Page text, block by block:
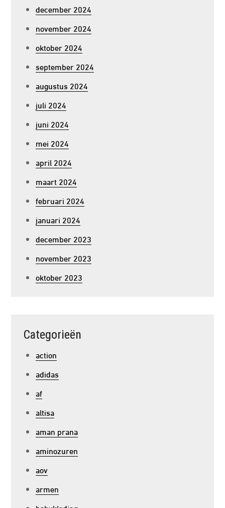
december 2024
november 2024
oktober 2024
september 2024
augustus 2024
juli 2024
juni 2024
mei 2024
april 2024
maart 2024
februari 2024
januari 2024
december 2023
november 2023
oktober 2023
Categorieën
action
adidas
af
altisa
aman prana
aminozuren
aov
armen